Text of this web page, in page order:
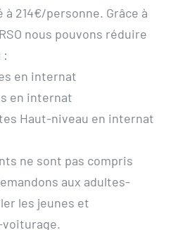
214€/personne. Grâce à
nous pouvons réduire
:
en internat
en internat
Haut-niveau en internat
ne sont pas compris
aux adultes-
les jeunes et
voiturage.